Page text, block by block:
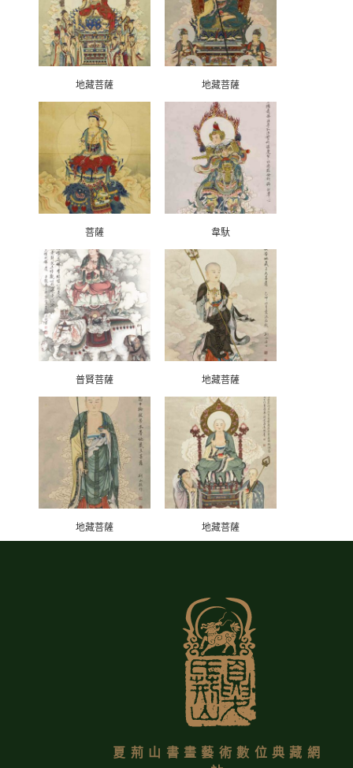
地藏菩薩 地藏菩薩
菩薩 韋馱
普賢菩薩 地藏菩薩
地藏菩薩 地藏菩薩
夏荊山書畫藝術數位典藏網